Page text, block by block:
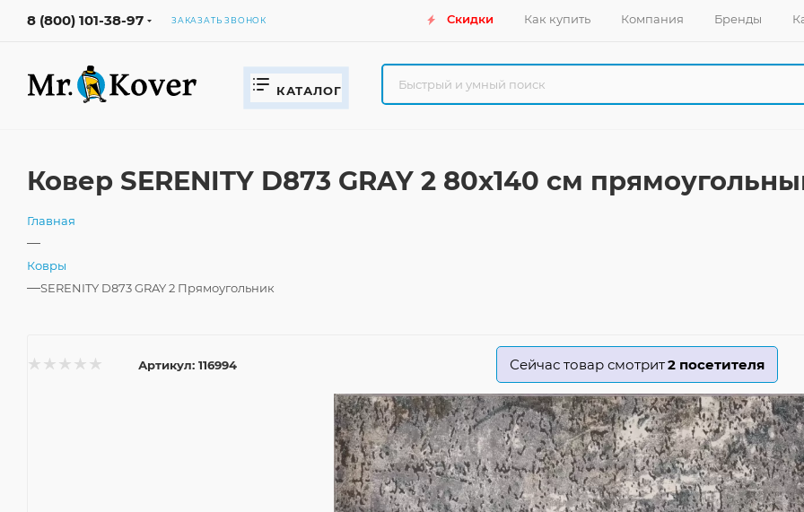
8 (800) 101-38-97 ЗАКАЗАТЬ ЗВОНОК Скидки Как купить Компания Бренды
КАТАЛОГ
Ковер SERENITY D873 GRAY 2 80x140 см
Главная
—
Ковры
—SERENITY D873 GRAY 2 Прямоугольник
Артикул: 116994 Сейчас товар смотрит2 посетителя